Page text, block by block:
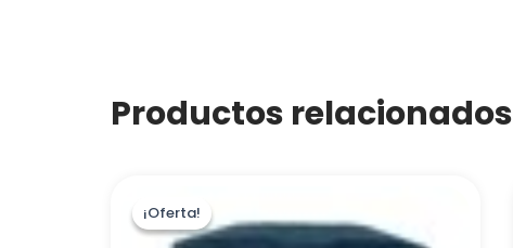
Productos relacionados
¡Oferta!
¡Oferta!